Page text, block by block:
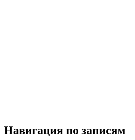
Навигация по записям